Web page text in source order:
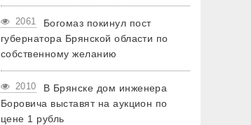
2061
Богомаз покинул пост
губернатора Брянской области по
собственному желанию
2010
В Брянске дом инженера
Боровича выставят на аукцион по
цене 1 рубль